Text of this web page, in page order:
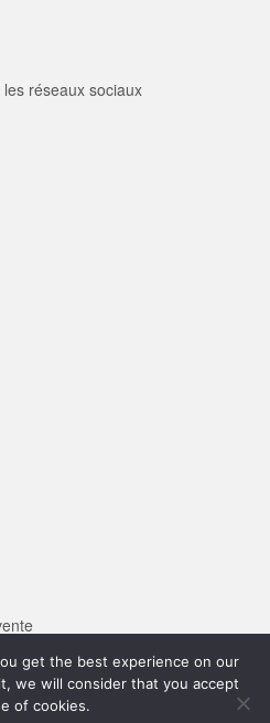
réseaux sociaux
get the best experience on our
we will consider that you accept
of cookies.